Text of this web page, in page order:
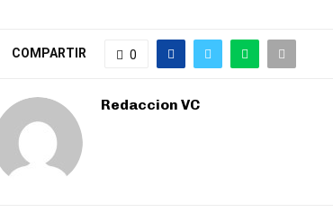
COMPARTIR 0
Redaccion VC